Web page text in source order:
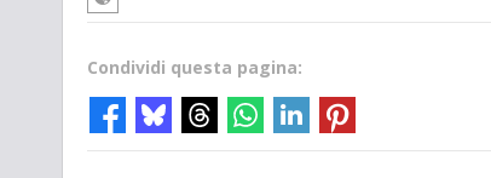
Condividi questa pagina: